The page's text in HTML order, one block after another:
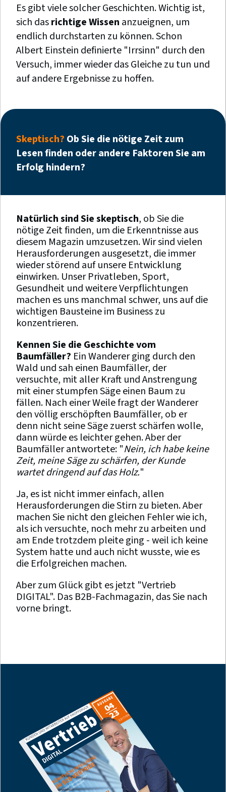
Es gibt viele solcher Geschichten. Wichtig ist,
sich dasrichtige Wissen anzueignen, um
endlich durchstarten zu können. Schon
Albert Einstein definierte "Irrsinn" durch den
Versuch, immer wieder das Gleiche zu tun und
auf andere Ergebnisse zu hoffen.
Skeptisch? Ob Sie die nötige Zeit zum
Lesen finden oder andere Faktoren Sie am
Erfolg hindern?
Natürlich sind Sie skeptisch, ob Sie die
nötige Zeit finden, um die Erkenntnisse aus
diesem Magazin umzusetzen. Wir sind vielen
Herausforderungen ausgesetzt, die immer
wieder störend auf unsere Entwicklung
einwirken. Unser Privatleben, Sport,
Gesundheit und weitere Verpflichtungen
machen es uns manchmal schwer, uns auf die
wichtigen Bausteine im Business zu
konzentrieren.
Kennen Sie die Geschichte vom
Baumfäller? Ein Wanderer ging durch den
Wald und sah einen Baumfäller, der
versuchte, mit aller Kraft und Anstrengung
mit einer stumpfen Säge einen Baum zu
fällen. Nach einer Weile fragt der Wanderer
den völlig erschöpften Baumfäller, ob er
denn nicht seine Säge zuerst schärfen wolle,
dann würde es leichter gehen. Aber der
Baumfäller antwortete: "Nein, ich habe keine
Zeit, meine Säge zu schärfen, der Kunde
wartet dringend auf das Holz."
Ja, es ist nicht immer einfach, allen
Herausforderungen die Stirn zu bieten. Aber
machen Sie nicht den gleichen Fehler wie ich,
als ich versuchte, noch mehr zu arbeiten und
am Ende trotzdem pleite ging - weil ich keine
System hatte und auch nicht wusste, wie es
die Erfolgreichen machen.
Aber zum Glück gibt es jetzt "Vertrieb
DIGITAL". Das B2B-Fachmagazin, das Sie nach
vorne bringt.